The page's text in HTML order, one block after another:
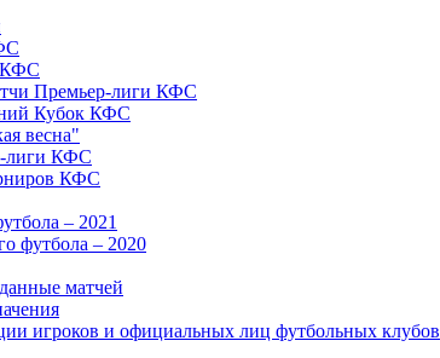
КФС
Премьер-лиги КФС
Кубок КФС
весна"
лиги КФС
КФС
– 2021
футбола – 2020
матчей
игроков и официальных лиц футбольных клубов